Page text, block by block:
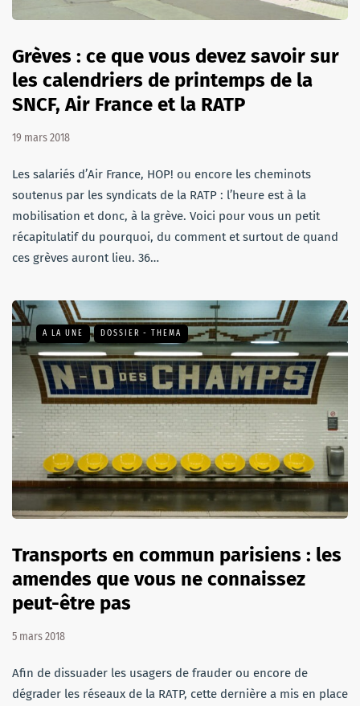
Grèves : ce que vous devez savoir sur
les calendriers de printemps de la
SNCF, Air France et la RATP
19 mars 2018
Les salariés d’Air France, HOP! ou encore les cheminots
soutenus par les syndicats de la RATP : l’heure est à la
mobilisation et donc, à la grève. Voici pour vous un petit
récapitulatif du pourquoi, du comment et surtout de quand
ces grèves auront lieu. 36…
A LA UNE DOSSIER - THEMA
Transports en commun parisiens : les
amendes que vous ne connaissez
peut-être pas
5 mars 2018
Afin de dissuader les usagers de frauder ou encore de
dégrader les réseaux de la RATP, cette dernière a mis en place